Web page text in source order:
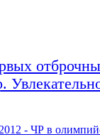
- ЧР в